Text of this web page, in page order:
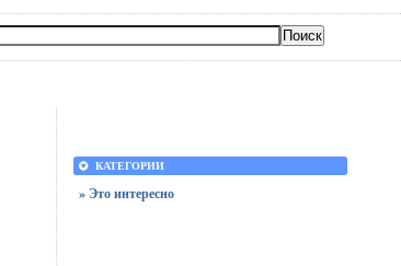
КАТЕГОРИИ
» Это интересно